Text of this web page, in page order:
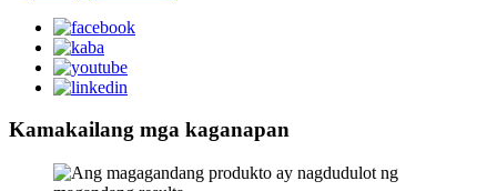
Kamakailang mga kaganapan